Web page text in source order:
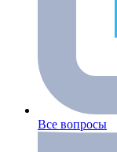
Все вопросы